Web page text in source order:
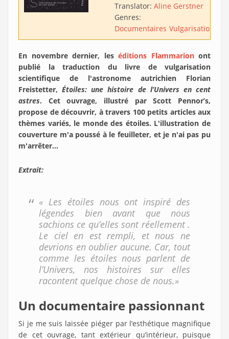
Translator: Aline Gerstner
Genres:
Documentaires Vulgarisation
En novembre dernier, les éditions Flammarionont
publié la traduction du livre de vulgarisation
scientifique de l'astronome autrichien Florian
Freistetter,Étoiles: une histoire de l’Univers en cent
astres. Cet ouvrage, illustré par Scott Pennor’s,
propose de découvrir, à travers 100 petits articles aux
thèmes variés, le monde des étoiles. L'illustration de
couverture m'a poussé à le feuilleter, et je n'ai pas pu
m'arrêter...
Extrait:
« Les étoiles nous ont inspiré des
légendes bien avant que nous
sachions ce qu’elles sont réellement .
Le ciel en est rempli, et nous ne
devrions en oublier aucune. Car, tout
comme les étoiles nous parlent de
l’Univers, nos histoires sur elles
racontent quelque chose de nous.»
Un documentaire passionnant
Si je me suis laissée piéger par l’esthétique magnifique
de cet ouvrage, tant extérieur qu’intérieur, puisque